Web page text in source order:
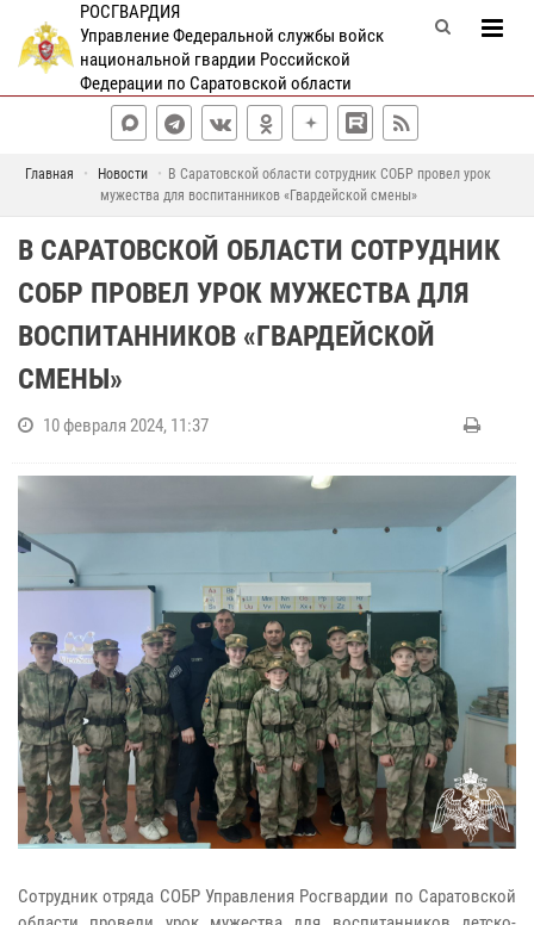
РОСГВАРДИЯ
Управление Федеральной службы войск
национальной гвардии Российской
Федерации по Саратовской области
Главная Новости
В Саратовской области сотрудник СОБР провел урок
мужества для воспитанников «Гвардейской смены»
В САРАТОВСКОЙ ОБЛАСТИ СОТРУДНИК
СОБР ПРОВЕЛ УРОК МУЖЕСТВА ДЛЯ
ВОСПИТАННИКОВ «ГВАРДЕЙСКОЙ
СМЕНЫ»
10 февраля 2024, 11:37
Сотрудник отряда СОБР Управления Росгвардии по Саратовской